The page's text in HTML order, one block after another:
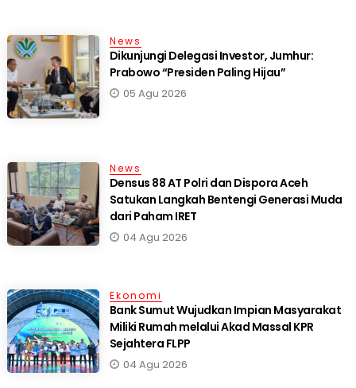
News
Dikunjungi Delegasi Investor, Jumhur:
Prabowo “Presiden Paling Hijau”
05 Agu 2026
News
Densus 88 AT Polri dan Dispora Aceh
Satukan Langkah Bentengi Generasi Muda
dari Paham IRET
04 Agu 2026
Ekonomi
Bank Sumut Wujudkan Impian Masyarakat
Miliki Rumah melalui Akad Massal KPR
Sejahtera FLPP
04 Agu 2026